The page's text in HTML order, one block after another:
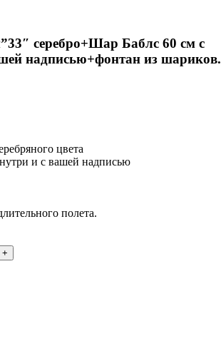
серебро+Шар Баблс 60 см с
надписью+фонтан из шариков.
цвета
и с вашей надписью
полета.